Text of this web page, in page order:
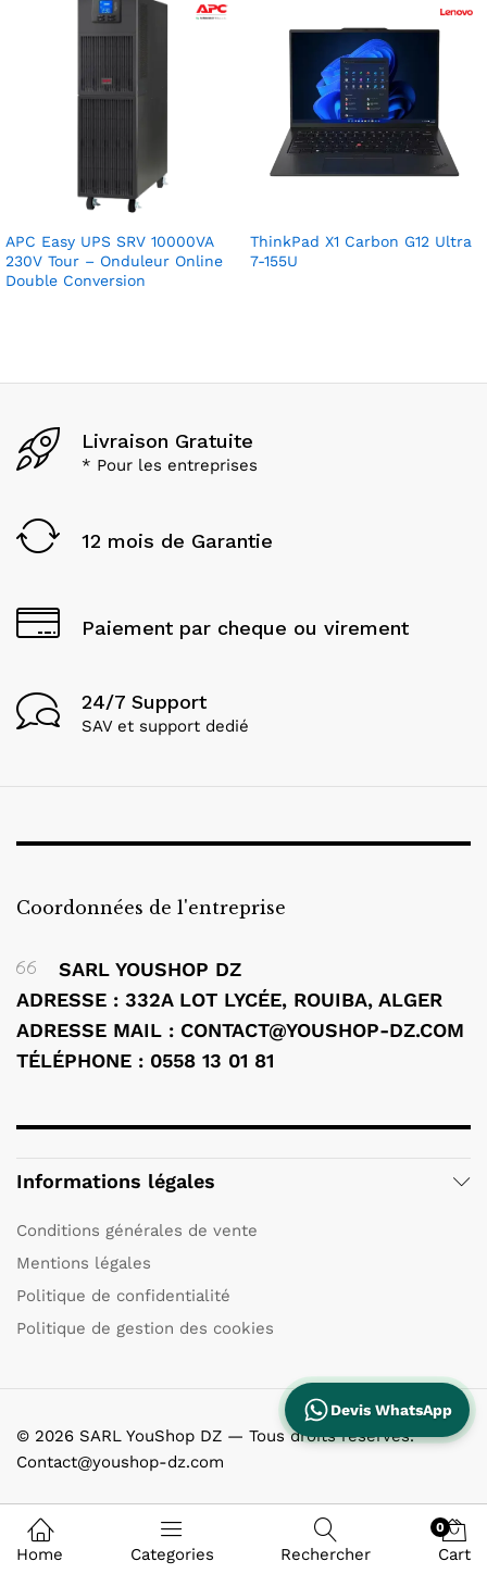
APC Easy UPS SRV 10000VA
230V Tour – Onduleur Online
Double Conversion
ThinkPad X1 Carbon G12 Ultra
7-155U
Livraison Gratuite
* Pour les entreprises
12 mois de Garantie
Paiement par cheque ou virement
24/7 Support
SAV et support dedié
Coordonnées de l'entreprise
SARL YOUSHOP DZ
ADRESSE : 332A LOT LYCÉE, ROUIBA, ALGER
ADRESSE MAIL : CONTACT@YOUSHOP-DZ.COM
TÉLÉPHONE : 0558 13 01 81
Informations légales
Conditions générales de vente
Mentions légales
Politique de confidentialité
Politique de gestion des cookies
© 2026 SARL YouShop DZ — Tous droits réservés.
Contact@youshop-dz.com
Home Categories Rechercher
0
Cart
Devis WhatsApp